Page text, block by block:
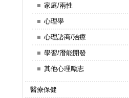
家庭/兩性
心理學
心理諮商/治療
學習/潛能開發
其他心理勵志
醫療保健